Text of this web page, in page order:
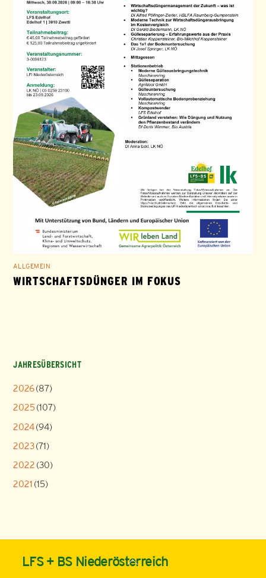
ALLGEMEIN
WIRTSCHAFTSDÜNGER IM FOKUS
JAHRESÜBERSICHT
2026(87)
2025 (107)
2024(94)
2023(71)
2022 (30)
2021 (15)
Back
LFS + BS Niederösterreich